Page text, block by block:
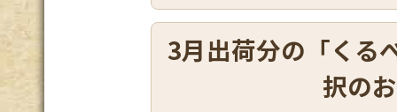
3月出荷分の「くる
択の